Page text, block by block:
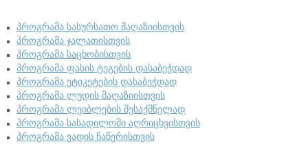
პროგრამა სასურსათო მაღაზიისთვის
პროგრამა ჯალათისთვის
პროგრამა საცხობისთვის
პროგრამა ფასის ტეგების დასაბეჭდად
პროგრამა ეტიკეტების დასაბეჭდად
პროგრამა ლუდის მაღაზიისთვის
პროგრამა ლეიბლების შესაქმნელად
პროგრამა სასადილოში აღრიცხვისთვის
პროგრამა ვადის ჩაწერისთვის